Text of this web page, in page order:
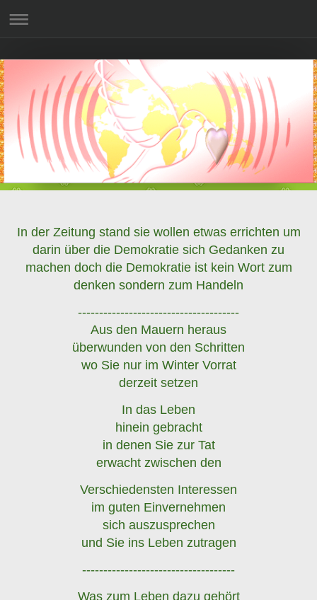
In der Zeitung stand sie wollen etwas errichten um
darin über die Demokratie sich Gedanken zu
machen doch die Demokratie ist kein Wort zum
denken sondern zum Handeln
--------------------------------------
Aus den Mauern heraus
überwunden von den Schritten
wo Sie nur im Winter Vorrat
derzeit setzen
In das Leben
hinein gebracht
in denen Sie zur Tat
erwacht zwischen den
Verschiedensten Interessen
im guten Einvernehmen
sich auszusprechen
und Sie ins Leben zutragen
------------------------------------
Was zum Leben dazu gehört